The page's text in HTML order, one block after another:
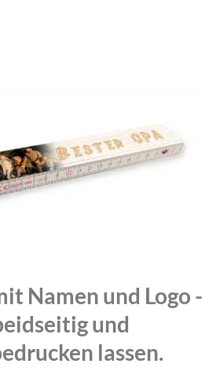
Namen und Logo -
und
lassen.